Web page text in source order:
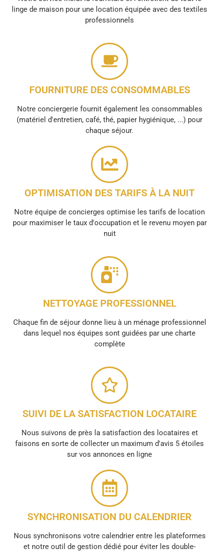
linge de maison pour une location équipée avec des textiles
professionnels
FOURNITURE DES CONSOMMABLES
Notre conciergerie fournit également les consommables
(matériel d'entretien, café, thé, papier hygiénique, ...) pour
chaque séjour.
OPTIMISATION DES TARIFS À LA NUIT
Notre équipe de concierges optimise les tarifs de location
pour maximiser le taux d'occupation et le revenu moyen par
nuit
NETTOYAGE PROFESSIONNEL
Chaque fin de séjour donne lieu à un ménage professionnel
dans lequel nos équipes sont guidées par une charte
complète
SUIVI DE LA SATISFACTION LOCATAIRE
Nous suivons de près la satisfaction des locataires et
faisons en sorte de collecter un maximum d'avis 5 étoiles
sur vos annonces en ligne
SYNCHRONISATION DU CALENDRIER
Nous synchronisons votre calendrier entre les plateformes
et notre outil de gestion dédié pour éviter les double-